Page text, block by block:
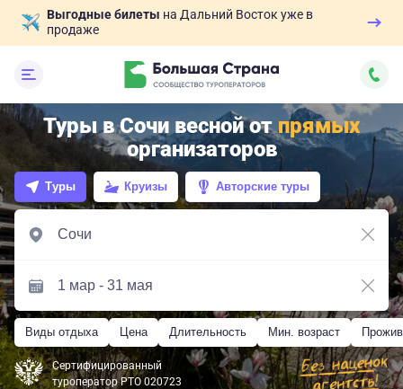
Выгодные билеты на Дальний Восток уже в
продаже
Туры в Сочи весной отпрямых
организаторов
Туры Круизы Авторские туры
Виды отдыха Цена Длительность Мин. возраст
Сертифицированный
туроператор РТО 020723